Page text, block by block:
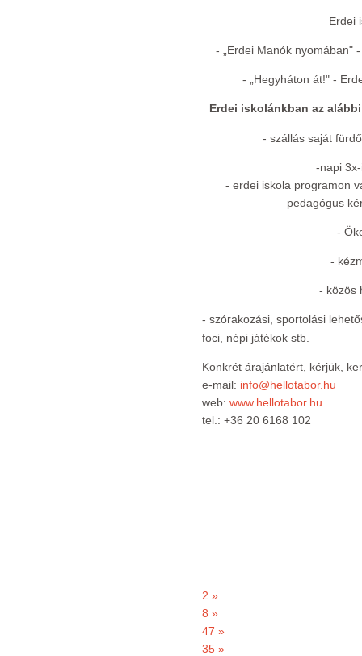
Erdei
- „Erdei Manók nyomában"
- „Hegyháton át!" -
Erdei iskolánkban az
- szállás saját
-napi
- erdei iskola programon
pedagógus
-
-
- közös
- szórakozási, sportolási
foci, népi játékok stb.
Konkrét árajánlatért, kérjük,
e-mail: info@hellotabor.hu
web: www.hellotabor.hu
tel.: +36 20 6168 102
2 »
8 »
47 »
35 »